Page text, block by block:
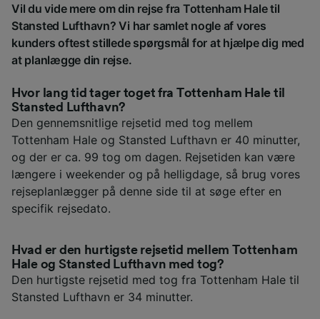
Vil du vide mere om din rejse fra Tottenham Hale til
Stansted Lufthavn? Vi har samlet nogle af vores
kunders oftest stillede spørgsmål for at hjælpe dig med
at planlægge din rejse.
Hvor lang tid tager toget fra Tottenham Hale til
Stansted Lufthavn?
Den gennemsnitlige rejsetid med tog mellem
Tottenham Hale og Stansted Lufthavn er 40 minutter,
og der er ca. 99 tog om dagen. Rejsetiden kan være
længere i weekender og på helligdage, så brug vores
rejseplanlægger på denne side til at søge efter en
specifik rejsedato.
Hvad er den hurtigste rejsetid mellem Tottenham
Hale og Stansted Lufthavn med tog?
Den hurtigste rejsetid med tog fra Tottenham Hale til
Stansted Lufthavn er 34 minutter.